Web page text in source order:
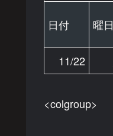
日付 曜日
11/22
<colgroup>